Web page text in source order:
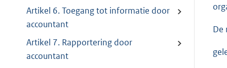
Artikel 6. Toegang tot informatie door
accountant
Artikel 7. Rapportering door
accountant
De